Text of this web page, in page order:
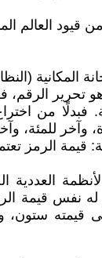
قيود العالم
المكانية
تحرير الرقم،
فبدلًا من
وآخر للمئة،
قيمة الرمز
قيمته ستون،